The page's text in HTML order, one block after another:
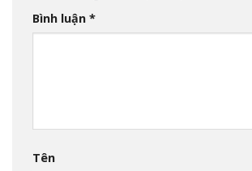
Bình luận *
Tên